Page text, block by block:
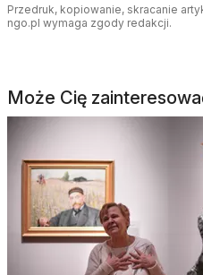
Przedruk, kopiowanie, skracanie
ngo.pl wymaga zgody redakcji.
Może Cię